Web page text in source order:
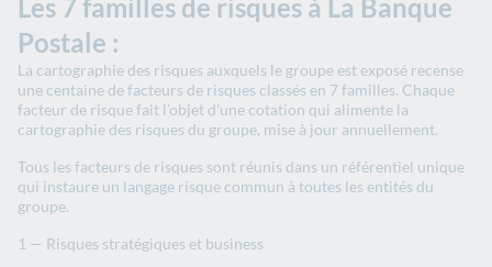
Les 7 familles de risques à La Banque
Postale :
La cartographie des risques auxquels le groupe est exposé recense
une centaine de facteurs de risques classés en 7 familles. Chaque
facteur de risque fait l’objet d’une cotation qui alimente la
cartographie des risques du groupe, mise à jour annuellement.
Tous les facteurs de risques sont réunis dans un référentiel unique
qui instaure un langage risque commun à toutes les entités du
groupe.
Risques stratégiques et business